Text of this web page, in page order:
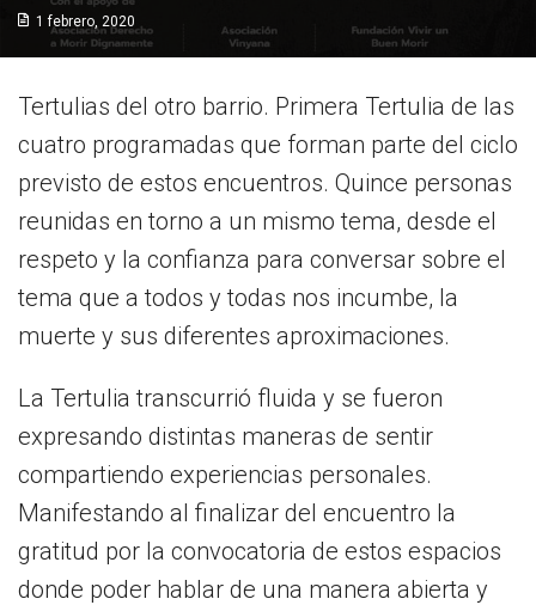
Acompañamiento
Noticias
Vídeos
Contacto
Cómo Colaborar
1 febrero, 2020
Tertulias del otro barrio. Primera Tertulia de las
cuatro programadas que forman parte del ciclo
previsto de estos encuentros. Quince personas
reunidas en torno a un mismo tema, desde el
respeto y la confianza para conversar sobre el
tema que a todos y todas nos incumbe, la
muerte y sus diferentes aproximaciones.
La Tertulia transcurrió fluida y se fueron
expresando distintas maneras de sentir
compartiendo experiencias personales.
Manifestando al finalizar del encuentro la
gratitud por la convocatoria de estos espacios
donde poder hablar de una manera abierta y